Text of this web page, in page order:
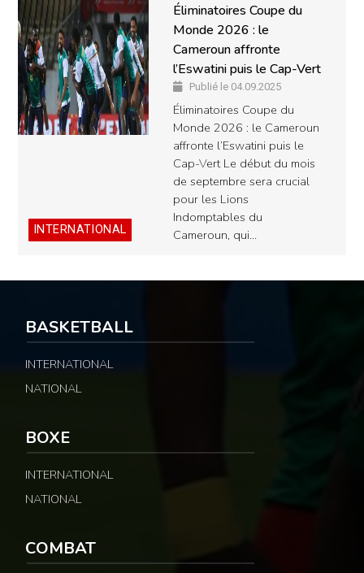
INTERNATIONAL
Éliminatoires Coupe du
Monde 2026 : le
Cameroun affronte
l’Eswatini puis le Cap-Vert
Publié le 04.09.2025
Éliminatoires Coupe du
Monde 2026 : le Cameroun
affronte l’Eswatini puis le
Cap-Vert Le début du mois
de septembre sera crucial
pour les Lions
Indomptables du
Cameroun, qui…
BASKETBALL
INTERNATIONAL
NATIONAL
BOXE
INTERNATIONAL
NATIONAL
COMBAT